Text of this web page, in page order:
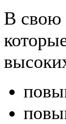
В свою